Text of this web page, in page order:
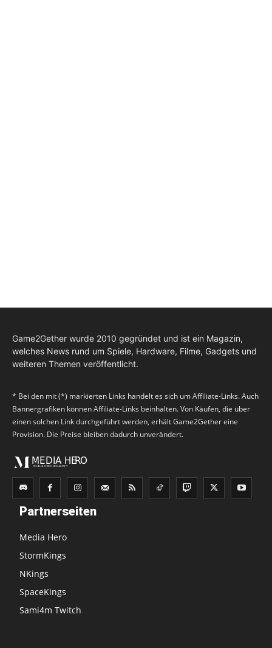
Game2Gether wurde 2010 gegründet und ist ein Magazin,
welches News rund um Spiele, Hardware, Filme, Gadgets und
weiteren Themen veröffentlicht.
* Bei den mit (*) markierten Links handelt es sich um Affiliate-Links. Auch
Bannergrafiken können Affiliate-Links beinhalten. Von Käufen, die über
einen solchen Link durchgeführt werden, erhält Game2Gether eine
Provision. Die Preise bleiben dadurch unverändert.
Partnerseiten
Media Hero
StormKings
NKings
SpaceKings
Sami4m Twitch